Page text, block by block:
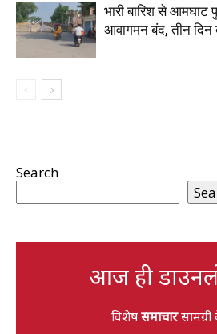
भारी बारिश से आमघाट
आवागमन बंद, तीन दिन
Search
आज ही
विशेषसमाचार